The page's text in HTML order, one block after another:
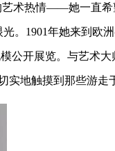
艺术热情——她一直希
。1901年她来到欧
公开展览。与艺术
地触摸到那些游走